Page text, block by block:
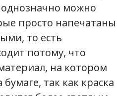
однозначно можно
просто напечатаны
то есть
потому, что
на котором
так как краска